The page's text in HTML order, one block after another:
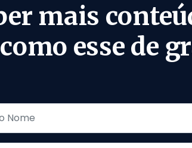
mais
como esse de